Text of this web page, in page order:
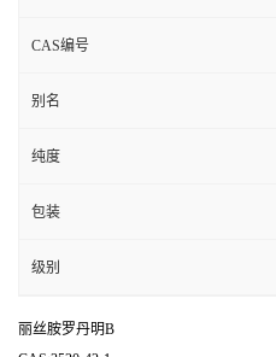
CAS编号
别名
纯度
包装
级别
丽丝胺罗丹明B